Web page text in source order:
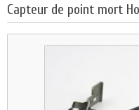
Capteur de point mort